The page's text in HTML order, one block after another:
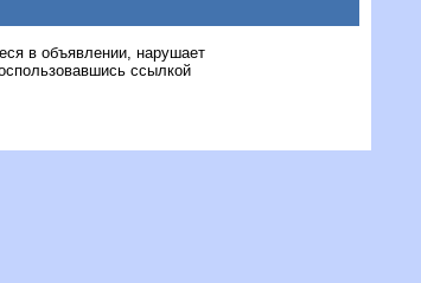
в объявлении, нарушает
ссылкой